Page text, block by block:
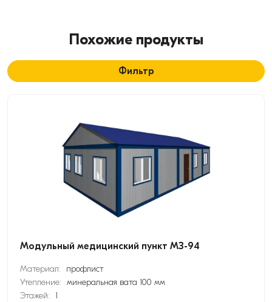
Похожие продукты
Фильтр
Модульный медицинский пункт МЗ-94
Материал:
профлист
Утепление: минеральная вата 100 мм
Этажей:
1